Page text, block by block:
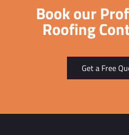
Book our
Roofing
Get a Free